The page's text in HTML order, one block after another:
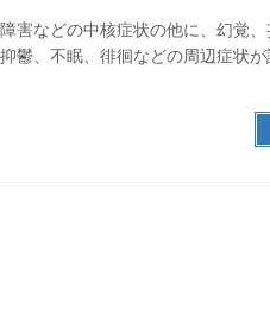
害などの中核症状の他に、幻覚、
鬱、不眠、徘徊などの周辺症状